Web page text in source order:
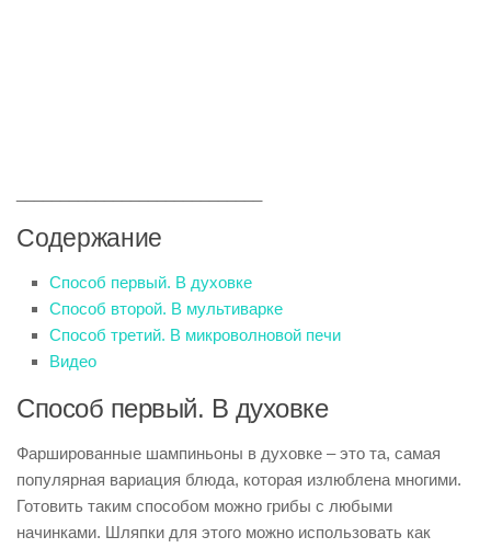
Содержание
Способ первый. В духовке
Способ второй. В мультиварке
Способ третий. В микроволновой печи
Видео
Способ первый. В духовке
Фаршированные шампиньоны в духовке – это та, самая
популярная вариация блюда, которая излюблена многими.
Готовить таким способом можно грибы с любыми
начинками. Шляпки для этого можно использовать как